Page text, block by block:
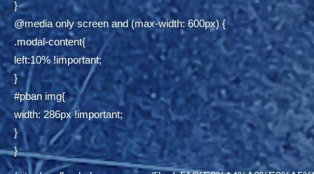
}
@media only screen and (max-width: 600px) {
.modal-content{
left:10% !important;
}
#pban img{
width: 286px !important;
}
}